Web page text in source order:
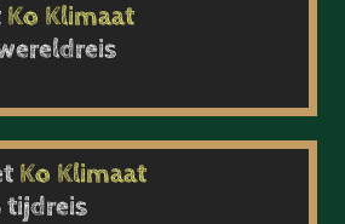
Ko Klimaat
Ko Klimaat
tijdreis